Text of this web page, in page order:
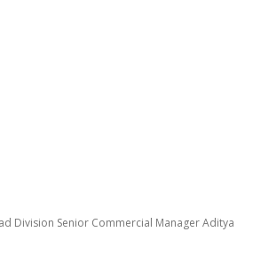
Division Senior Commercial Manager Aditya